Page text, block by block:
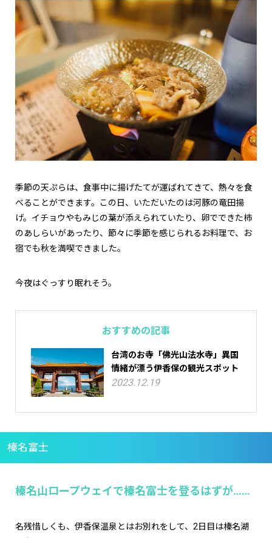
季節の天ぷらは、食事中に揚げたてが運ばれてきて、熱々を食
べることができます。この日、いただいたのは河豚の竜田揚
げ。イチョウやもみじの葉が添えられていたり、卵でできた柿
のあしらいがあったり、節々に季節を感じられるお料理で、お
宿でも秋を満喫できました。
今夜はぐっすり眠れそう。
おすすめの記事
台湾のお寺「佛光山法水寺」異国
情緒が漂う伊香保の観光スポット
2023.12.19
榛名富士
榛名山ロープウェイで榛名富士を登るはずが……
名残惜しくも、伊香保温泉とはお別れをして、2日目は榛名湖